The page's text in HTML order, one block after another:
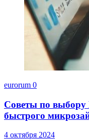
eurorum 0
Советы по
быстрого
4 октября 2024